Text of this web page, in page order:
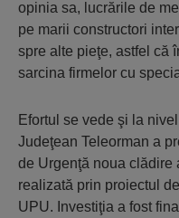
opinia sa, lucrările de
pe marii constructori
spre alte pieţe, astfel că
sarcina firmelor cu
Efortul se vede şi la
Judeţean Teleorman a
de Urgenţă noua clădire
realizată prin proiectul
UPU. Investiţia a fost